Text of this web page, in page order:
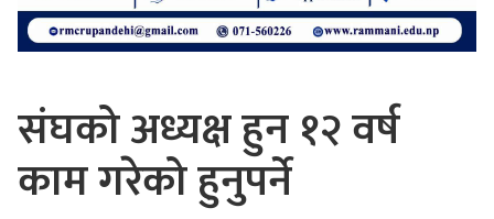
संघको अध्यक्ष हुन १२ वर्ष
काम गरेको हुनुपर्ने